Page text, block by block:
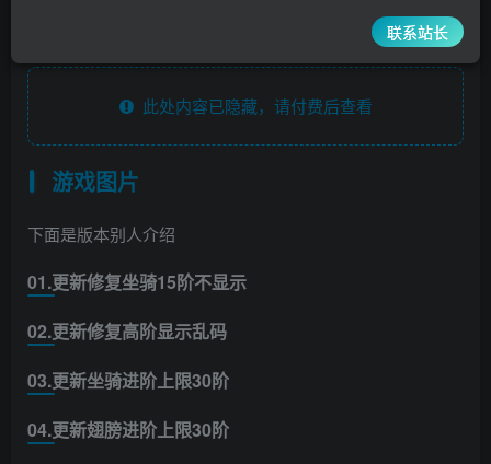
此处内容已隐藏，请付费后查看
游戏图片
下面是版本别人介绍
01.更新修复坐骑15阶不显示
02.更新修复高阶显示乱码
03.更新坐骑进阶上限30阶
04.更新翅膀进阶上限30阶
联系站长